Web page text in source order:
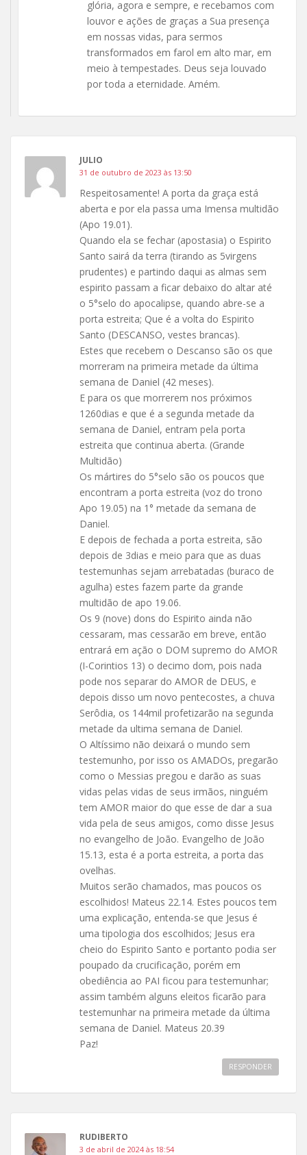
glória, agora e sempre, e recebamos com
louvor e ações de graças a Sua presença
em nossas vidas, para sermos
transformados em farol em alto mar, em
meio à tempestades. Deus seja louvado
por toda a eternidade. Amém.
JULIO
31 de outubro de 2023 às 13:50
Respeitosamente! A porta da graça está
aberta e por ela passa uma Imensa multidão
(Apo 19.01).
Quando ela se fechar (apostasia) o Espirito
Santo sairá da terra (tirando as 5virgens
prudentes) e partindo daqui as almas sem
espirito passam a ficar debaixo do altar até
o 5°selo do apocalipse, quando abre-se a
porta estreita; Que é a volta do Espirito
Santo (DESCANSO, vestes brancas).
Estes que recebem o Descanso são os que
morreram na primeira metade da última
semana de Daniel (42 meses).
E para os que morrerem nos próximos
1260dias e que é a segunda metade da
semana de Daniel, entram pela porta
estreita que continua aberta. (Grande
Multidão)
Os mártires do 5°selo são os poucos que
encontram a porta estreita (voz do trono
Apo 19.05) na 1° metade da semana de
Daniel.
E depois de fechada a porta estreita, são
depois de 3dias e meio para que as duas
testemunhas sejam arrebatadas (buraco de
agulha) estes fazem parte da grande
multidão de apo 19.06.
Os 9 (nove) dons do Espirito ainda não
cessaram, mas cessarão em breve, então
entrará em ação o DOM supremo do AMOR
(I-Corintios 13) o decimo dom, pois nada
pode nos separar do AMOR de DEUS, e
depois disso um novo pentecostes, a chuva
Serôdia, os 144mil profetizarão na segunda
metade da ultima semana de Daniel.
O Altíssimo não deixará o mundo sem
testemunho, por isso os AMADOs, pregarão
como o Messias pregou e darão as suas
vidas pelas vidas de seus irmãos, ninguém
tem AMOR maior do que esse de dar a sua
vida pela de seus amigos, como disse Jesus
no evangelho de João. Evangelho de João
15.13, esta é a porta estreita, a porta das
ovelhas.
Muitos serão chamados, mas poucos os
escolhidos! Mateus 22.14. Estes poucos tem
uma explicação, entenda-se que Jesus é
uma tipologia dos escolhidos; Jesus era
cheio do Espirito Santo e portanto podia ser
poupado da crucificação, porém em
obediência ao PAI ficou para testemunhar;
assim também alguns eleitos ficarão para
testemunhar na primeira metade da última
semana de Daniel. Mateus 20.39
Paz!
RESPONDER
RUDIBERTO
3 de abril de 2024 às 18:54